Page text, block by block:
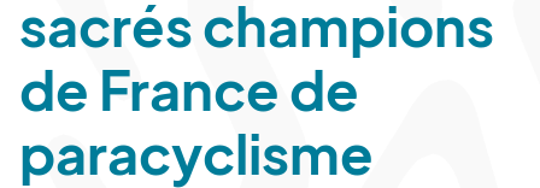
sacrés champions
de France de
paracyclisme